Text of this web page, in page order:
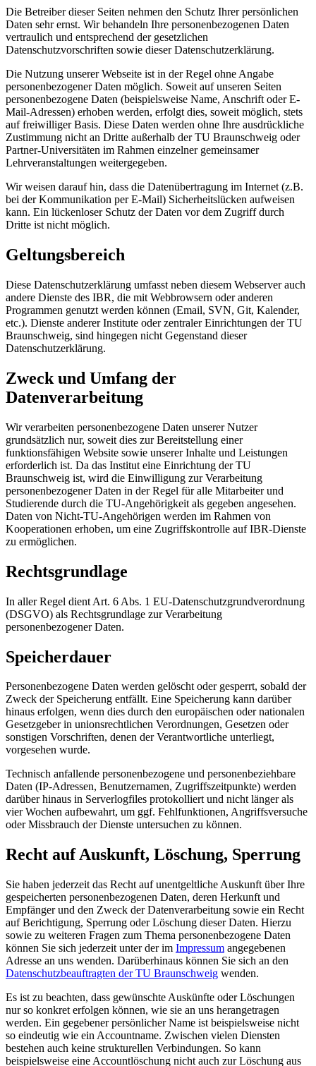
Die Betreiber dieser Seiten nehmen den Schutz Ihrer persönlichen
Daten sehr ernst. Wir behandeln Ihre personenbezogenen Daten
vertraulich und entsprechend der gesetzlichen
Datenschutzvorschriften sowie dieser Datenschutzerklärung.
Die Nutzung unserer Webseite ist in der Regel ohne Angabe
personenbezogener Daten möglich. Soweit auf unseren Seiten
personenbezogene Daten (beispielsweise Name, Anschrift oder E-
Mail-Adressen) erhoben werden, erfolgt dies, soweit möglich, stets
auf freiwilliger Basis. Diese Daten werden ohne Ihre ausdrückliche
Zustimmung nicht an Dritte außerhalb der TU Braunschweig oder
Partner-Universitäten im Rahmen einzelner gemeinsamer
Lehrveranstaltungen weitergegeben.
Wir weisen darauf hin, dass die Datenübertragung im Internet (z.B.
bei der Kommunikation per E-Mail) Sicherheitslücken aufweisen
kann. Ein lückenloser Schutz der Daten vor dem Zugriff durch
Dritte ist nicht möglich.
Geltungsbereich
Diese Datenschutzerklärung umfasst neben diesem Webserver auch
andere Dienste des IBR, die mit Webbrowsern oder anderen
Programmen genutzt werden können (Email, SVN, Git, Kalender,
etc.). Dienste anderer Institute oder zentraler Einrichtungen der TU
Braunschweig, sind hingegen nicht Gegenstand dieser
Datenschutzerklärung.
Zweck und Umfang der
Datenverarbeitung
Wir verarbeiten personenbezogene Daten unserer Nutzer
grundsätzlich nur, soweit dies zur Bereitstellung einer
funktionsfähigen Website sowie unserer Inhalte und Leistungen
erforderlich ist. Da das Institut eine Einrichtung der TU
Braunschweig ist, wird die Einwilligung zur Verarbeitung
personenbezogener Daten in der Regel für alle Mitarbeiter und
Studierende durch die TU-Angehörigkeit als gegeben angesehen.
Daten von Nicht-TU-Angehörigen werden im Rahmen von
Kooperationen erhoben, um eine Zugriffskontrolle auf IBR-Dienste
zu ermöglichen.
Rechtsgrundlage
In aller Regel dient Art. 6 Abs. 1 EU-Datenschutzgrundverordnung
(DSGVO) als Rechtsgrundlage zur Verarbeitung
personenbezogener Daten.
Speicherdauer
Personenbezogene Daten werden gelöscht oder gesperrt, sobald der
Zweck der Speicherung entfällt. Eine Speicherung kann darüber
hinaus erfolgen, wenn dies durch den europäischen oder nationalen
Gesetzgeber in unionsrechtlichen Verordnungen, Gesetzen oder
sonstigen Vorschriften, denen der Verantwortliche unterliegt,
vorgesehen wurde.
Technisch anfallende personenbezogene und personenbeziehbare
Daten (IP-Adressen, Benutzernamen, Zugriffszeitpunkte) werden
darüber hinaus in Serverlogfiles protokolliert und nicht länger als
vier Wochen aufbewahrt, um ggf. Fehlfunktionen, Angriffsversuche
oder Missbrauch der Dienste untersuchen zu können.
Recht auf Auskunft, Löschung, Sperrung
Sie haben jederzeit das Recht auf unentgeltliche Auskunft über Ihre
gespeicherten personenbezogenen Daten, deren Herkunft und
Empfänger und den Zweck der Datenverarbeitung sowie ein Recht
auf Berichtigung, Sperrung oder Löschung dieser Daten. Hierzu
sowie zu weiteren Fragen zum Thema personenbezogene Daten
können Sie sich jederzeit unter der im Impressum angegebenen
Adresse an uns wenden. Darüberhinaus können Sie sich an den
Datenschutzbeauftragten der TU Braunschweig wenden.
Es ist zu beachten, dass gewünschte Auskünfte oder Löschungen
nur so konkret erfolgen können, wie sie an uns herangetragen
werden. Ein gegebener persönlicher Name ist beispielsweise nicht
so eindeutig wie ein Accountname. Zwischen vielen Diensten
bestehen auch keine strukturellen Verbindungen. So kann
beispielsweise eine Accountlöschung nicht auch zur Löschung aus